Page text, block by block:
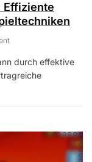
Effiziente
On
Schlüssel-
Farming:
Charakterfähigkeiten,
durch effektive